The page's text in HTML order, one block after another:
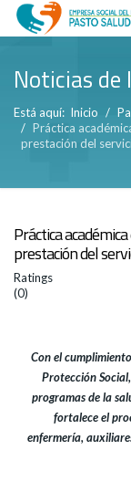
Noticias de
Está aquí: Inicio
Práctica
prestación del
Práctica
prestación del
Ratings
(0)
Con el
Protección
programas de la
fortalece el
enfermería,